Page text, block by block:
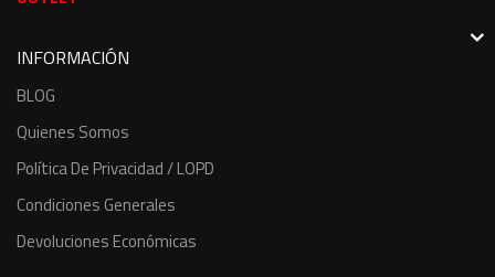
INFORMACIÓN
BLOG
Quienes Somos
Política De Privacidad / LOPD
Condiciones Generales
Devoluciones Económicas